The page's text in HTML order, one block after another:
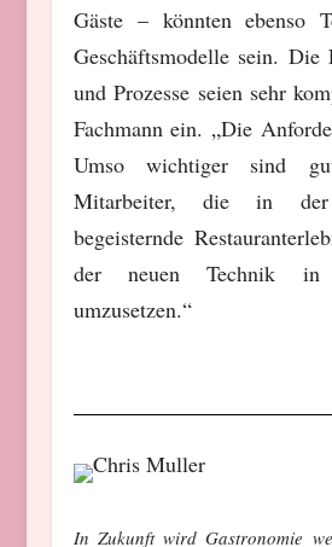
Gäste – könnten ebenso
Geschäftsmodelle sein. Die
und Prozesse seien sehr
Fachmann ein. „Die
Umso wichtiger sind
Mitarbeiter, die in
begeisternde
der neuen Technik
umzusetzen.“
In Zukunft wird Gastronomie